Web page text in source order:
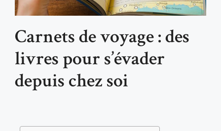
Carnets de voyage : des
livres pour s’évader
depuis chez soi